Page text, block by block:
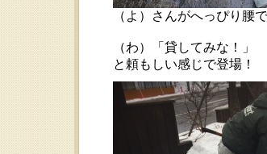
（よ）さんがへっぴり腰
（わ）「貸してみな！」
と頼もしい感じで登場！